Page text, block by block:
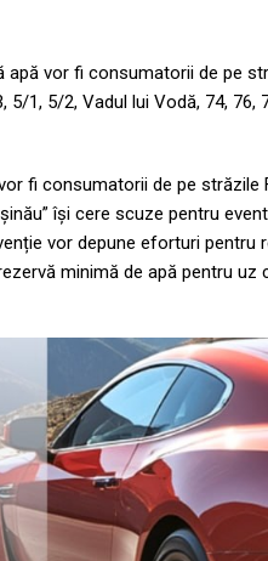
vor fi consumatorii de pe
1, 5/2, Vadul lui Vodă, 74, 76,
fi consumatorii de pe străzile
își cere scuze pentru
vor depune eforturi pentru
minimă de apă pentru uz